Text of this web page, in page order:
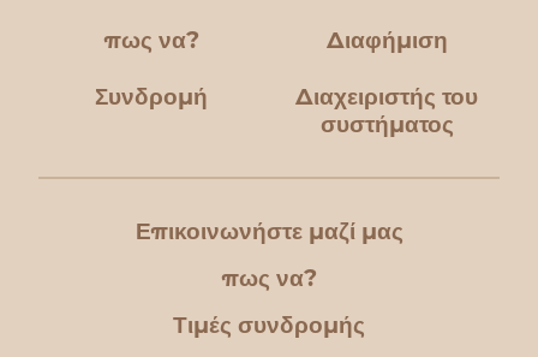
πως να? Διαφήμιση
Συνδρομή
Διαχειριστής του
συστήματος
Επικοινωνήστε μαζί μας
πως να?
Τιμές συνδρομής